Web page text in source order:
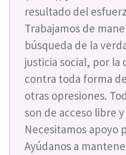
resultado del
Trabajamos de
búsqueda de la
justicia social, por la
contra toda forma
otras opresiones.
son de acceso libre
Necesitamos apoyo
Ayúdanos a